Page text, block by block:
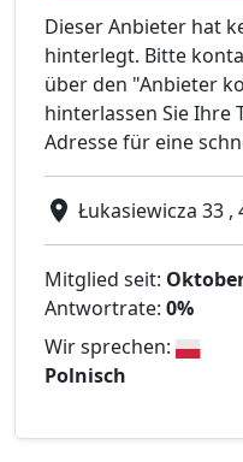
Dieser Anbieter hat
hinterlegt. Bitte
über den "Anbieter
hinterlassen Sie Ihre
Adresse für eine
Łukasiewicza 33 ,
Mitglied seit:
Antwortrate: 0%
Wir sprechen:
Polnisch